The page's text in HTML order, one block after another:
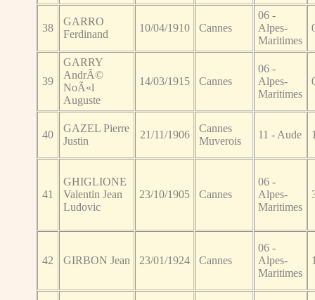
38
GARRO
Ferdinand
10/04/1910 Cannes
06 -
Alpes-
Maritimes
39
GARRY
AndrÃ©
NoÃ«l
Auguste
14/03/1915 Cannes
06 -
Alpes-
Maritimes
40
GAZEL Pierre
Justin
21/11/1906
Cannes
Muverois
11 - Aude
41
GHIGLIONE
Valentin Jean
Ludovic
23/10/1905 Cannes
06 -
Alpes-
Maritimes
42 GIRBON Jean 23/01/1924 Cannes
06 -
Alpes-
Maritimes